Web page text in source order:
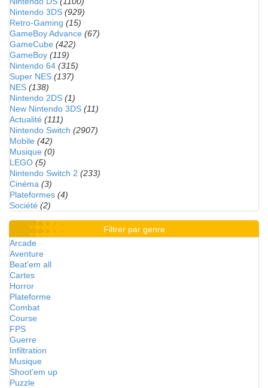
Nintendo 3DS (929)
Retro-Gaming (15)
GameBoy Advance (67)
GameCube (422)
GameBoy (119)
Nintendo 64 (315)
Super NES (137)
NES (138)
Nintendo 2DS (1)
New Nintendo 3DS (11)
Actualité (111)
Nintendo Switch (2907)
Mobile (42)
Musique (0)
LEGO (5)
Nintendo Switch 2 (233)
Cinéma (3)
Plateformes (4)
Société (2)
Filtrer par genre
Arcade
Aventure
Beat'em all
Cartes
Horror
Plateforme
Combat
Course
FPS
Guerre
Infiltration
Musique
Shoot'em up
Puzzle